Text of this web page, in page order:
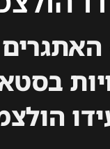
האתגרים